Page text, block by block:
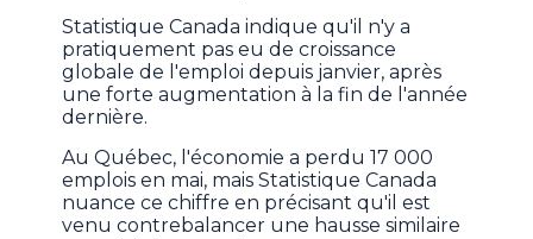
Statistique Canada indique qu'il n'y a
pratiquement pas eu de croissance
globale de l'emploi depuis janvier, après
une forte augmentation à la fin de l'année
dernière.
Au Québec, l'économie a perdu 17 000
emplois en mai, mais Statistique Canada
nuance ce chiffre en précisant qu'il est
venu contrebalancer une hausse similaire